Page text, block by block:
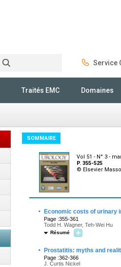
Service
Traités EMC Domaines
SOMMAIRE
Vol 51 - N° 3 -
P. 355-525
© Elsevier
· Economic costs of urinary
Page :355-361
Todd H. Wagner, Teh-Wei Hu
Résumé
· Prostatitis: myths and
Page :362-366
J. Curtis Nickel